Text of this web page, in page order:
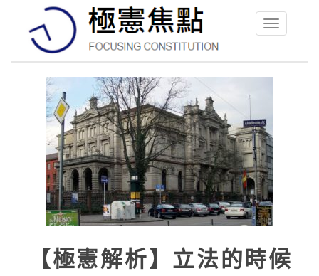
Toggle
【極憲解析】立法的時候